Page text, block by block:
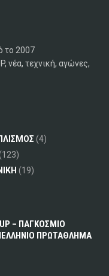
το 2007
νέα, τεχνική, αγώνες,
(4)
(19)
– ΠΑΓΚΟΣΜΙΟ
ΠΡΩΤΑΘΛΗΜΑ